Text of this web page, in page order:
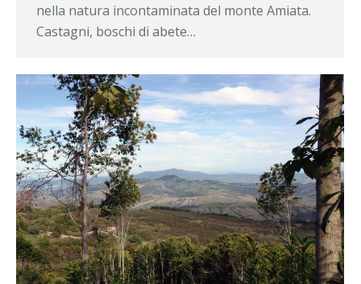
nella natura incontaminata del monte Amiata.
Castagni, boschi di abete…